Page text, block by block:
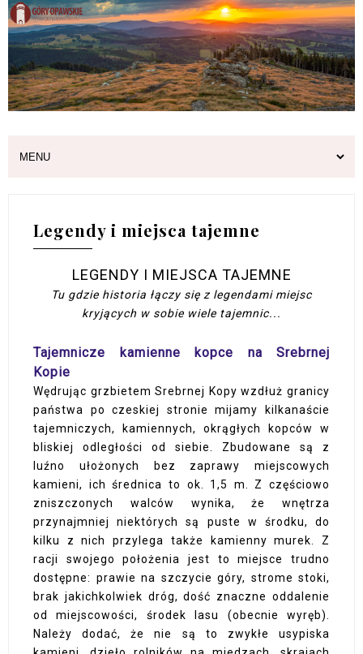
Legendy i miejsca tajemne
LEGENDY I MIEJSCA TAJEMNE
Tu gdzie historia łączy się z legendami miejsc
kryjących w sobie wiele tajemnic...
Tajemnicze kamienne kopce na Srebrnej
Kopie
Wędrując grzbietem Srebrnej Kopy wzdłuż granicy
państwa po czeskiej stronie mijamy kilkanaście
tajemniczych, kamiennych, okrągłych kopców w
bliskiej odległości od siebie. Zbudowane są z
luźno ułożonych bez zaprawy miejscowych
kamieni, ich średnica to ok. 1,5 m. Z częściowo
zniszczonych walców wynika, że wnętrza
przynajmniej niektórych są puste w środku, do
kilku z nich przylega także kamienny murek. Z
racji swojego położenia jest to miejsce trudno
dostępne: prawie na szczycie góry, strome stoki,
brak jakichkolwiek dróg, dość znaczne oddalenie
od miejscowości, środek lasu (obecnie wyręb).
Należy dodać, że nie są to zwykłe usypiska